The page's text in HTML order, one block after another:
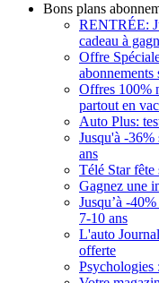
Bons plans
RENTRÉE:
cadeau à
Offre
abonnements
Offres 100%
partout en
Auto Plus:
Jusqu'à -36%
ans
Télé Star fête
Gagnez une
Jusqu’à -
7-10 ans
L'auto
offerte
Psychologies